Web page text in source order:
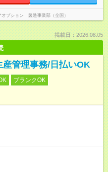
オプション 製造事業部（全国）
掲載日：2026.08.05
産管理事務/日払いOK
ブランクOK